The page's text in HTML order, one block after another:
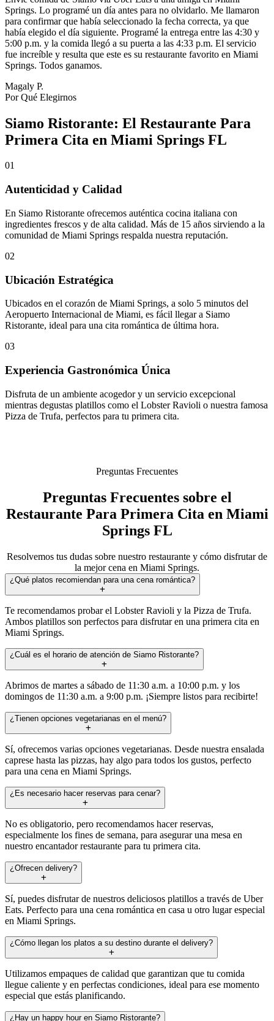
Springs. Lo programé un día antes para no olvidarlo. Me llamaron
para confirmar que había seleccionado la fecha correcta, ya que
había elegido el día siguiente. Programé la entrega entre las 4:30 y
5:00 p.m. y la comida llegó a su puerta a las 4:33 p.m. El servicio
fue increíble y resulta que este es su restaurante favorito en Miami
Springs. Todos ganamos.
Magaly P.
Por Qué Elegirnos
Siamo Ristorante: El Restaurante Para
Primera Cita en Miami Springs FL
01
Autenticidad y Calidad
En Siamo Ristorante ofrecemos auténtica cocina italiana con
ingredientes frescos y de alta calidad. Más de 15 años sirviendo a la
comunidad de Miami Springs respalda nuestra reputación.
02
Ubicación Estratégica
Ubicados en el corazón de Miami Springs, a solo 5 minutos del
Aeropuerto Internacional de Miami, es fácil llegar a Siamo
Ristorante, ideal para una cita romántica de última hora.
03
Experiencia Gastronómica Única
Disfruta de un ambiente acogedor y un servicio excepcional
mientras degustas platillos como el Lobster Ravioli o nuestra famosa
Pizza de Trufa, perfectos para tu primera cita.
Preguntas Frecuentes
Preguntas Frecuentes sobre el
Restaurante Para Primera Cita en Miami
Springs FL
Resolvemos tus dudas sobre nuestro restaurante y cómo disfrutar de
la mejor cena en Miami Springs.
¿Qué platos recomiendan para una cena romántica?
Te recomendamos probar el Lobster Ravioli y la Pizza de Trufa.
Ambos platillos son perfectos para disfrutar en una primera cita en
Miami Springs.
¿Cuál es el horario de atención de Siamo Ristorante?
Abrimos de martes a sábado de 11:30 a.m. a 10:00 p.m. y los
domingos de 11:30 a.m. a 9:00 p.m. ¡Siempre listos para recibirte!
¿Tienen opciones vegetarianas en el menú?
Sí, ofrecemos varias opciones vegetarianas. Desde nuestra ensalada
caprese hasta las pizzas, hay algo para todos los gustos, perfecto
para una cena en Miami Springs.
¿Es necesario hacer reservas para cenar?
No es obligatorio, pero recomendamos hacer reservas,
especialmente los fines de semana, para asegurar una mesa en
nuestro encantador restaurante para tu primera cita.
¿Ofrecen delivery?
Sí, puedes disfrutar de nuestros deliciosos platillos a través de Uber
Eats. Perfecto para una cena romántica en casa u otro lugar especial
en Miami Springs.
¿Cómo llegan los platos a su destino durante el delivery?
Utilizamos empaques de calidad que garantizan que tu comida
llegue caliente y en perfectas condiciones, ideal para ese momento
especial que estás planificando.
¿Hay un happy hour en Siamo Ristorante?